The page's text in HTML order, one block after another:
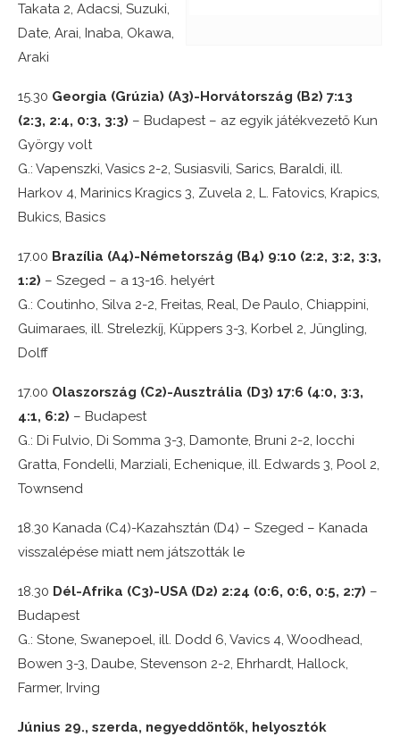
Takata 2, Adacsi, Suzuki,
Date, Arai, Inaba, Okawa,
Araki
15.30 Georgia (Grúzia) (A3)-Horvátország (B2) 7:13
(2:3, 2:4, 0:3, 3:3) – Budapest – az egyik játékvezető Kun
György volt
G.: Vapenszki, Vasics 2-2, Susiasvili, Sarics, Baraldi, ill.
Harkov 4, Marinics Kragics 3, Zuvela 2, L. Fatovics, Krapics,
Bukics, Basics
17.00 Brazília (A4)-Németország (B4) 9:10 (2:2, 3:2, 3:3,
1:2) – Szeged – a 13-16. helyért
G.: Coutinho, Silva 2-2, Freitas, Real, De Paulo, Chiappini,
Guimaraes, ill. Strelezkíj, Küppers 3-3, Korbel 2, Jüngling,
Dolff
17.00 Olaszország (C2)-Ausztrália (D3) 17:6 (4:0, 3:3,
4:1, 6:2) – Budapest
G.: Di Fulvio, Di Somma 3-3, Damonte, Bruni 2-2, Iocchi
Gratta, Fondelli, Marziali, Echenique, ill. Edwards 3, Pool 2,
Townsend
18.30 Kanada (C4)-Kazahsztán (D4) – Szeged – Kanada
visszalépése miatt nem játszották le
18.30 Dél-Afrika (C3)-USA (D2) 2:24 (0:6, 0:6, 0:5, 2:7) –
Budapest
G.: Stone, Swanepoel, ill. Dodd 6, Vavics 4, Woodhead,
Bowen 3-3, Daube, Stevenson 2-2, Ehrhardt, Hallock,
Farmer, Irving
Június 29., szerda, negyeddöntők, helyosztók